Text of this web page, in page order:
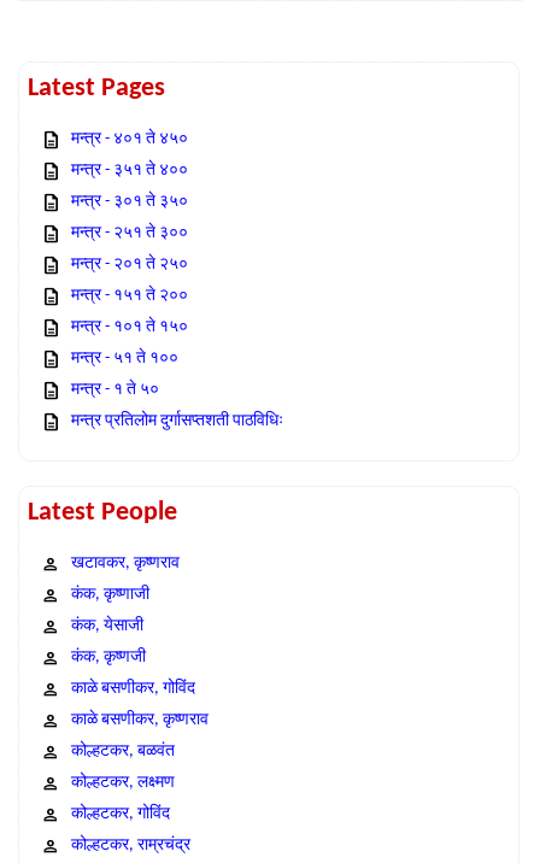
Latest Pages
मन्त्र - ४०१ ते ४५०
मन्त्र - ३५१ ते ४००
मन्त्र - ३०१ ते ३५०
मन्त्र - २५१ ते ३००
मन्त्र - २०१ ते २५०
मन्त्र - १५१ ते २००
मन्त्र - १०१ ते १५०
मन्त्र - ५१ ते १००
मन्त्र - १ ते ५०
मन्त्र प्रतिलोम दुर्गासप्तशती पाठविधिः
Latest People
खटावकर, कृष्णराव
कंक, कृष्णाजी
कंक, येसाजी
कंक, कृष्णजी
काळे बसणीकर, गोविंद
काळे बसणीकर, कृष्णराव
कोल्हटकर, बळवंत
कोल्हटकर, लक्ष्मण
कोल्हटकर, गोविंद
कोल्हटकर, राम्रचंद्र